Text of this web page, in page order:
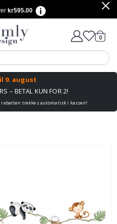
kr595.00
stemmer 0varer
9. august
– BETAL KUN FOR 2!
trekkes automatisk i kassen!